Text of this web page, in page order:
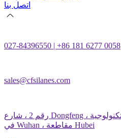
اتصل بنا
027-84396550 | +86 181 6277 0058
sales@cfsilanes.com
رقم 2 ، شارع Dongfeng ، منطقة التنمية الاقتصادية والتكنولوجية
في Wuhan ، مقاطعة Hubei